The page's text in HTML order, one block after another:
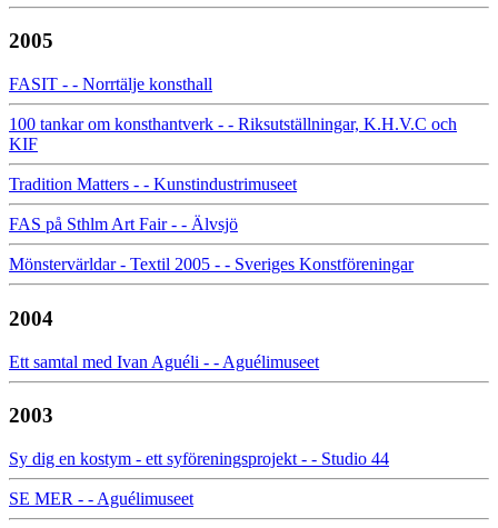
2005
FASIT - - Norrtälje konsthall
100 tankar om konsthantverk - - Riksutställningar, K.H.V.C och
KIF
Tradition Matters - - Kunstindustrimuseet
FAS på Sthlm Art Fair - - Älvsjö
Mönstervärldar - Textil 2005 - - Sveriges Konstföreningar
2004
Ett samtal med Ivan Aguéli - - Aguélimuseet
2003
Sy dig en kostym - ett syföreningsprojekt - - Studio 44
SE MER - - Aguélimuseet